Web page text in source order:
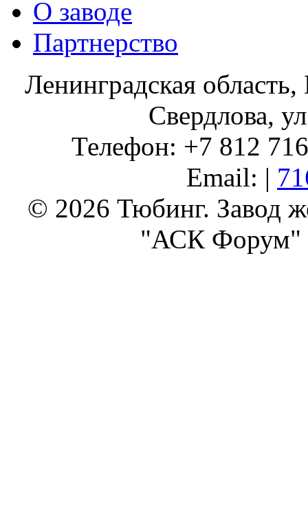
О заводе
Партнерство
Ленинградская
Свердлова,
Телефон: +7 812
Email: |
© 2026 Тюбинг. Завод
"АСК Форум"